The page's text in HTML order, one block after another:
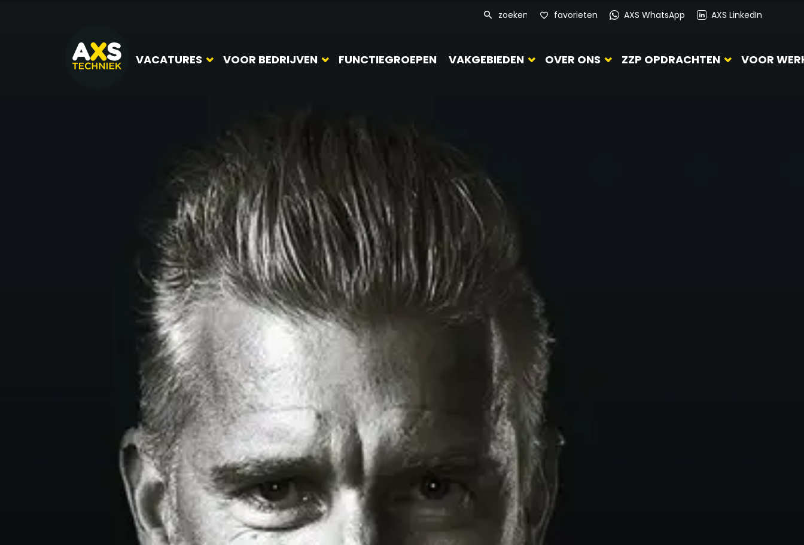
favorieten AXS WhatsApp AXS LinkedIn
VACATURES VOOR BEDRIJVEN FUNCTIEGROEPEN VAKGEBIEDEN OVER ONS ZZP OPDRACHTEN VOOR